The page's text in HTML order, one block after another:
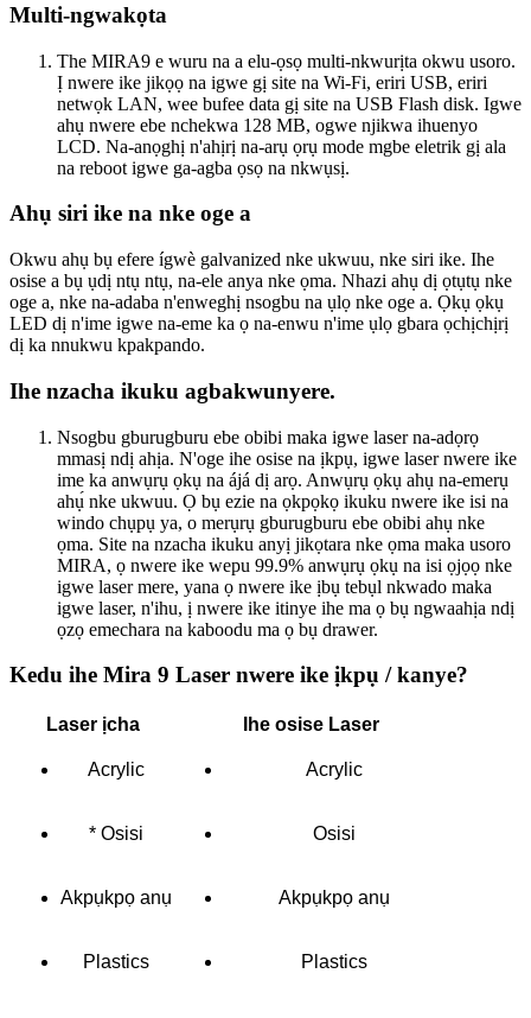
Multi-ngwakọta
The MIRA9 e wuru na a elu-ọsọ multi-nkwurịta okwu usoro.
Ị nwere ike jikọọ na igwe gị site na Wi-Fi, eriri USB, eriri
netwọk LAN, wee bufee data gị site na USB Flash disk. Igwe
ahụ nwere ebe nchekwa 128 MB, ogwe njikwa ihuenyo
LCD. Na-anọghị n'ahịrị na-arụ ọrụ mode mgbe eletrik gị ala
na reboot igwe ga-agba ọsọ na nkwụsị.
Ahụ siri ike na nke oge a
Okwu ahụ bụ efere ígwè galvanized nke ukwuu, nke siri ike. Ihe
osise a bụ ụdị ntụ ntụ, na-ele anya nke ọma. Nhazi ahụ dị ọtụtụ nke
oge a, nke na-adaba n'enweghị nsogbu na ụlọ nke oge a. Ọkụ ọkụ
LED dị n'ime igwe na-eme ka ọ na-enwu n'ime ụlọ gbara ọchịchịrị
dị ka nnukwu kpakpando.
Ihe nzacha ikuku agbakwunyere.
Nsogbu gburugburu ebe obibi maka igwe laser na-adọrọ
mmasị ndị ahịa. N'oge ihe osise na ịkpụ, igwe laser nwere ike
ime ka anwụrụ ọkụ na ájá dị arọ. Anwụrụ ọkụ ahụ na-emerụ
ahụ́ nke ukwuu. Ọ bụ ezie na ọkpọkọ ikuku nwere ike isi na
windo chụpụ ya, o merụrụ gburugburu ebe obibi ahụ nke
ọma. Site na nzacha ikuku anyị jikọtara nke ọma maka usoro
MIRA, ọ nwere ike wepu 99.9% anwụrụ ọkụ na isi ọjọọ nke
igwe laser mere, yana ọ nwere ike ịbụ tebụl nkwado maka
igwe laser, n'ihu, ị nwere ike itinye ihe ma ọ bụ ngwaahịa ndị
ọzọ emechara na kaboodu ma ọ bụ drawer.
Kedu ihe Mira 9 Laser nwere ike ịkpụ / kanye?
Laser ịcha Ihe osise Laser
Acrylic Acrylic
* Osisi Osisi
Akpụkpọ anụ Akpụkpọ anụ
Plastics Plastics